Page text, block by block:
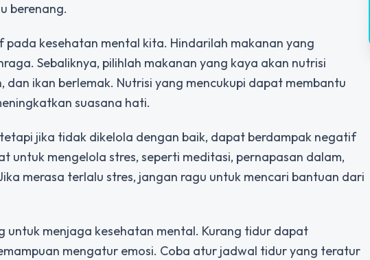
berenang.
kesehatan mental kita. Hindarilah makanan yang
Sebaliknya, pilihlah makanan yang kaya akan nutrisi
ikan berlemak. Nutrisi yang mencukupi dapat membantu
suasana hati.
jika tidak dikelola dengan baik, dapat berdampak negatif
untuk mengelola stres, seperti meditasi, pernapasan dalam,
merasa terlalu stres, jangan ragu untuk mencari bantuan dari
menjaga kesehatan mental. Kurang tidur dapat
mengatur emosi. Coba atur jadwal tidur yang teratur